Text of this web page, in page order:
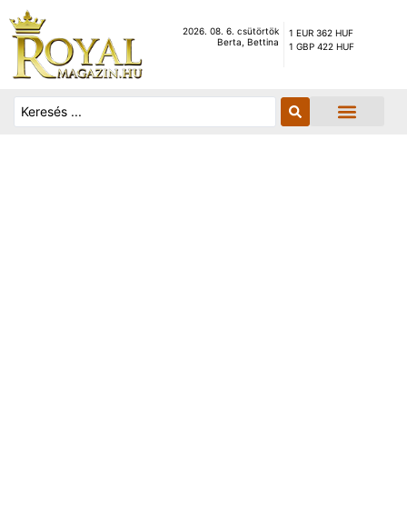
2026. 08. 6. csütörtök
Berta, Bettina
1 EUR 362 HUF
1 GBP 422 HUF